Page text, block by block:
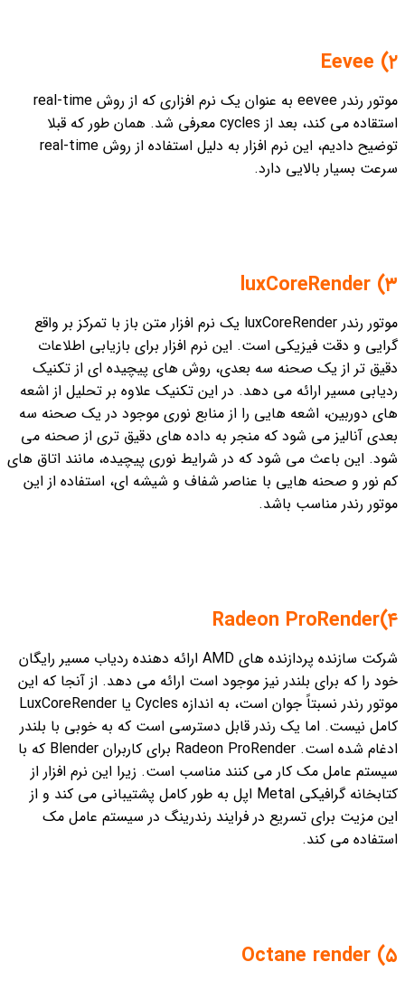
۲) Eevee
موتور رندر eevee به عنوان یک نرم افزاری که از روش real-time
استقاده می کند، بعد از cycles معرفی شد. همان طور که قبلا
توضیح دادیم، این نرم افزار به دلیل استفاده از روش real-time
سرعت بسیار بالایی دارد.
۳) luxCoreRender
موتور رندر luxCoreRender یک نرم افزار متن باز با تمرکز بر واقع
گرایی و دقت فیزیکی است. این نرم افزار برای بازیابی اطلاعات
دقیق تر از یک صحنه سه بعدی، روش های پیچیده ای از تکنیک
ردیابی مسیر ارائه می دهد. در این تکنیک علاوه بر تحلیل از اشعه
های دوربین، اشعه هایی را از منابع نوری موجود در یک صحنه سه
بعدی آنالیز می شود که منجر به داده های دقیق تری از صحنه می
شود. این باعث می شود که در شرایط نوری پیچیده، مانند اتاق های
کم نور و صحنه هایی با عناصر شفاف و شیشه ای، استفاده از این
موتور رندر مناسب باشد.
۴)‌Radeon ProRender
شرکت سازنده پردازنده های AMD ارائه دهنده ردیاب مسیر رایگان
خود را که برای بلندر نیز موجود است ارائه می دهد. از آنجا که این
موتور رندر نسبتاً جوان است، به اندازه Cycles یا LuxCoreRender
کامل نیست. اما یک رندر قابل دسترسی است که به خوبی با بلندر
ادغام شده است. Radeon ProRender برای کاربران Blender که با
سیستم عامل مک کار می کنند مناسب است. زیرا این نرم افزار از
کتابخانه گرافیکی Metal اپل به طور کامل پشتیبانی می کند و از
این مزیت برای تسریع در فرایند رندرینگ در سیستم عامل مک
استفاده می کند.
۵) Octane render